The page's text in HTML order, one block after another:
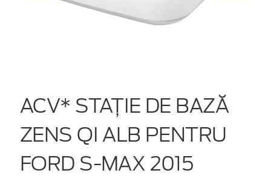
ACV* STAȚIE DE BAZĂ
ZENS QI ALB PENTRU
FORD S-MAX 2015